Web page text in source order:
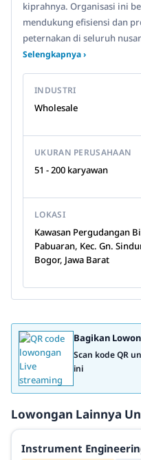
kiprahnya. Organisasi ini
mendukung efisiensi dan
peternakan di seluruh
Selengkapnya ›
INDUSTRI
Wholesale
UKURAN PERUSAHAAN
51 - 200 karyawan
LOKASI
Kawasan Pergudangan
Pabuaran, Kec. Gn.
Bogor, Jawa Barat
Bagikan
Scan kode QR
ini
Lowongan Lainnya
Instrument